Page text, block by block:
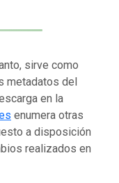
sirve como
metadatos del
en la
enumera otras
a disposición
realizados en